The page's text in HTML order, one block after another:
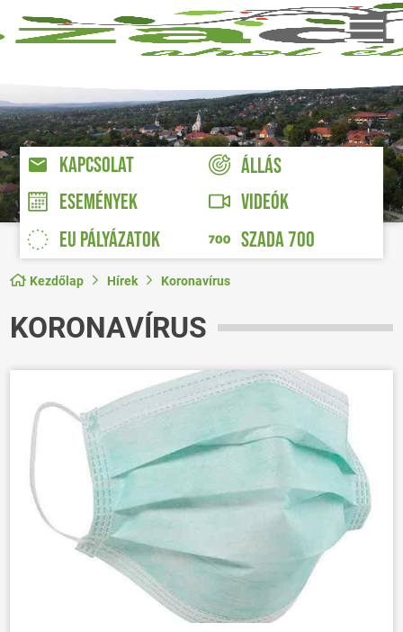
KAPCSOLAT
ÁLLÁS
ESEMÉNYEK
VIDEÓK
EU PÁLYÁZATOK
SZADA 700
Kezdőlap Hírek Koronavírus
KORONAVÍRUS